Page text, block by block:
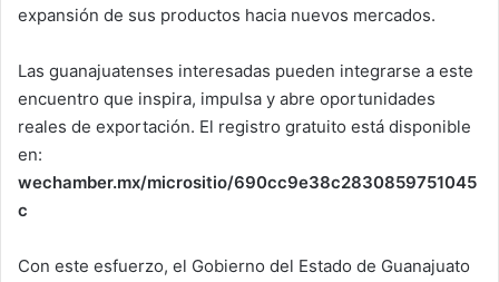
expansión de sus productos hacia nuevos mercados.
Las guanajuatenses interesadas pueden integrarse a este
encuentro que inspira, impulsa y abre oportunidades
reales de exportación. El registro gratuito está disponible
en:
wechamber.mx/micrositio/690cc9e38c2830859751045
c
Con este esfuerzo, el Gobierno del Estado de Guanajuato